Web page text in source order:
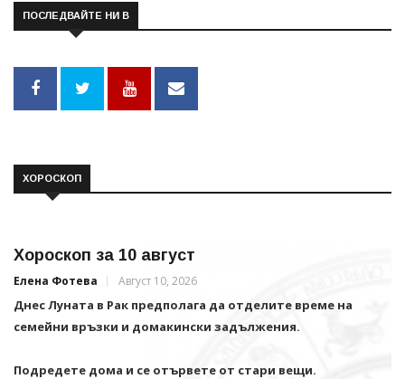
ПОСЛЕДВАЙТЕ НИ В
ХОРОСКОП
Хороскоп за 10 август
Елена Фотева Август 10, 2026
Днес Луната в Рак предполага да отделите време на
семейни връзки и домакински задължения.
Подредете дома и се отървете от стари вещи.